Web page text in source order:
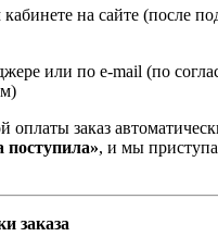
на сайте (после
или по e-mail (по
оплаты заказ
поступила», и мы
заказа